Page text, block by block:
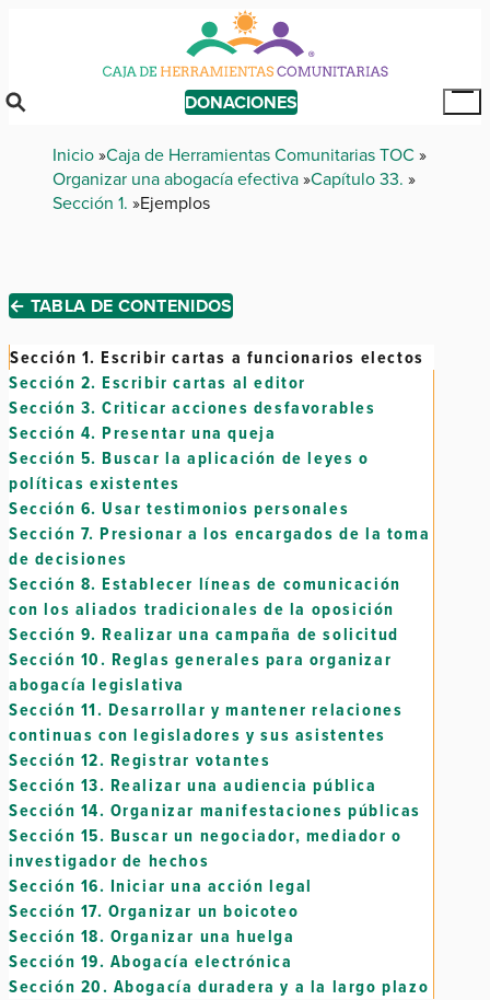
content
DONACIONES
Breadcrumb
Inicio Caja de Herramientas Comunitarias TOC
Organizar una abogacía efectiva Capítulo 33.
Sección 1. Ejemplos
← TABLA DE CONTENIDOS
Sección 1. Escribir cartas a funcionarios electos
Sección 2. Escribir cartas al editor
Sección 3. Criticar acciones desfavorables
Sección 4. Presentar una queja
Sección 5. Buscar la aplicación de leyes o
políticas existentes
Sección 6. Usar testimonios personales
Sección 7. Presionar a los encargados de la toma
de decisiones
Sección 8. Establecer líneas de comunicación
con los aliados tradicionales de la oposición
Sección 9. Realizar una campaña de solicitud
Sección 10. Reglas generales para organizar
abogacía legislativa
Sección 11. Desarrollar y mantener relaciones
continuas con legisladores y sus asistentes
Sección 12. Registrar votantes
Sección 13. Realizar una audiencia pública
Sección 14. Organizar manifestaciones públicas
Sección 15. Buscar un negociador, mediador o
investigador de hechos
Sección 16. Iniciar una acción legal
Sección 17. Organizar un boicoteo
Sección 18. Organizar una huelga
Sección 19. Abogacía electrónica
Sección 20. Abogacía duradera y a la largo plazo